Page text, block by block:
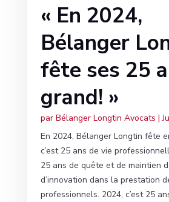
« En 2024,
Bélanger
fête ses 25
grand! »
par Bélanger Longtin Avocats |
En 2024, Bélanger Longtin fête
c’est 25 ans de vie
25 ans de quête et de maintien
d’innovation dans la prestation
professionnels. 2024, c’est 25